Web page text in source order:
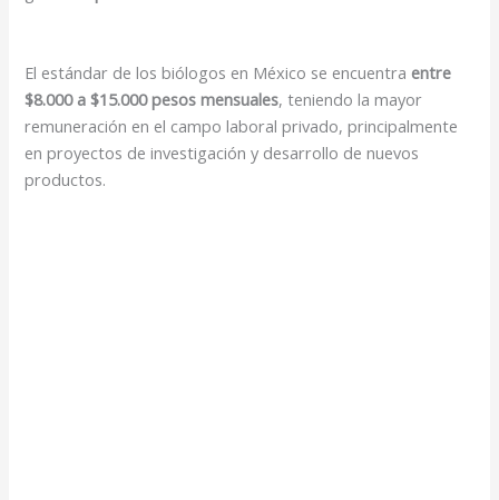
El estándar de los biólogos en México se encuentra entre
$8.000 a $15.000 pesos mensuales, teniendo la mayor
remuneración en el campo laboral privado, principalmente
en proyectos de investigación y desarrollo de nuevos
productos.